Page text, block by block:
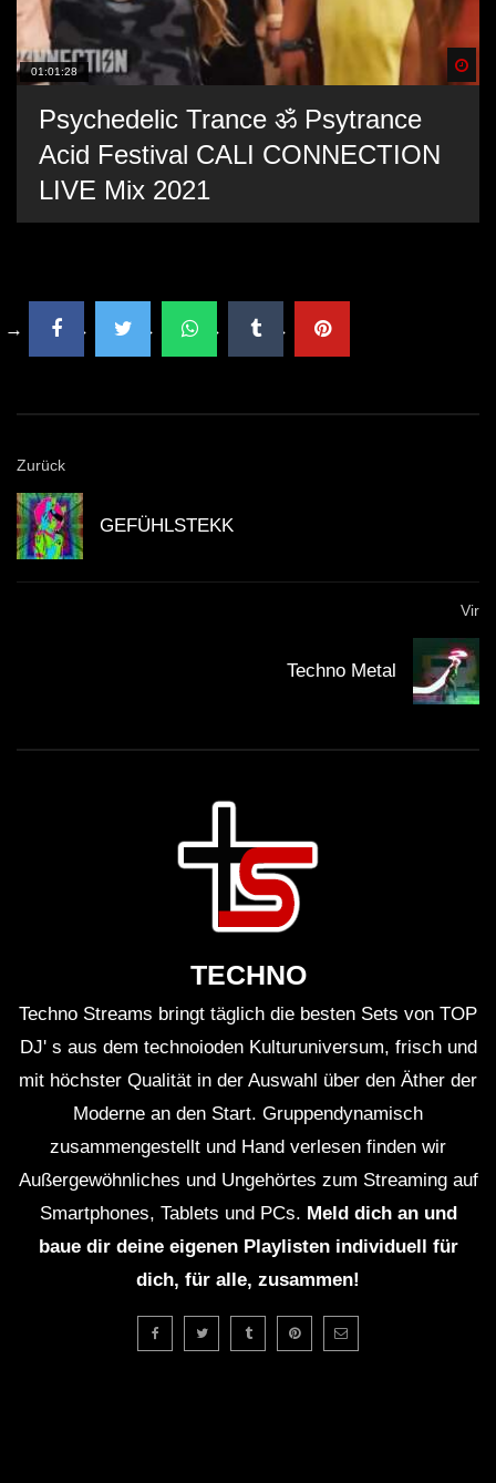
01:01:28
Psychedelic Trance ॐ Psytrance
Acid Festival CALI CONNECTION
LIVE Mix 2021
Zurück
GEFÜHLSTEKK
Vir
Techno Metal
TECHNO
Techno Streams bringt täglich die besten Sets von TOP
DJ' s aus dem technoioden Kulturuniversum, frisch und
mit höchster Qualität in der Auswahl über den Äther der
Moderne an den Start. Gruppendynamisch
zusammengestellt und Hand verlesen finden wir
Außergewöhnliches und Ungehörtes zum Streaming auf
Smartphones, Tablets und PCs. Meld dich an und
baue dir deine eigenen Playlisten individuell für
dich, für alle, zusammen!